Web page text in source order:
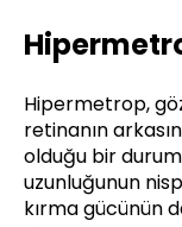
Hipermetrop,
retinanın
olduğu bir
uzunluğunun
kırma gücünün